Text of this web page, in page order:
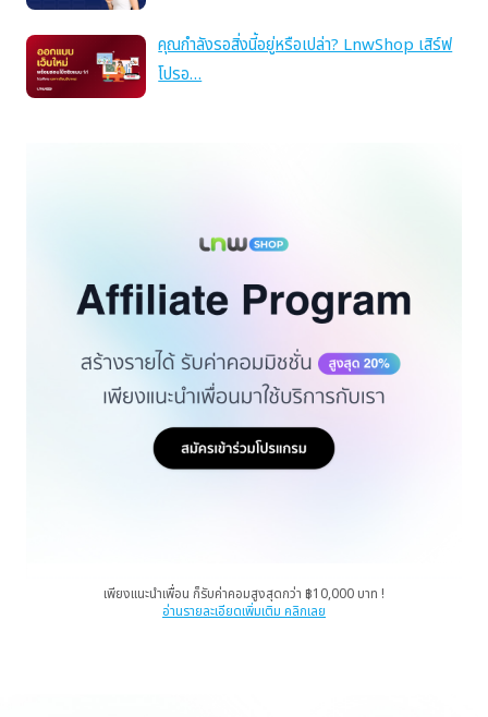
คุณกำลังรอสิ่งนี้อยู่หรือเปล่า? LnwShop เสิร์ฟ
โปรอ…
เพียงแนะนำเพื่อน ก็รับค่าคอมสูงสุดกว่า ฿10,000 บาท !
อ่านรายละเอียดเพิ่มเติม คลิกเลย